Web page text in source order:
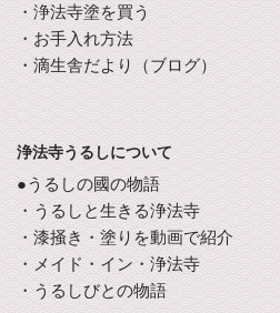
・浄法寺塗を買う
・お手入れ方法
・滴生舎だより（ブログ）
浄法寺うるしについて
●うるしの國の物語
・うるしと生きる浄法寺
・漆掻き・塗りを動画で紹介
・メイド・イン・浄法寺
・うるしびとの物語